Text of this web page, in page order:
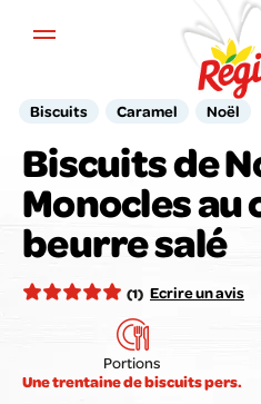
Biscuits Caramel Noël
Biscuits de
Monocles au
beurre salé
(1) Ecrire un avis
Votre avis
Notez la
Envoyer
Portions
Une trentaine de biscuits pers.